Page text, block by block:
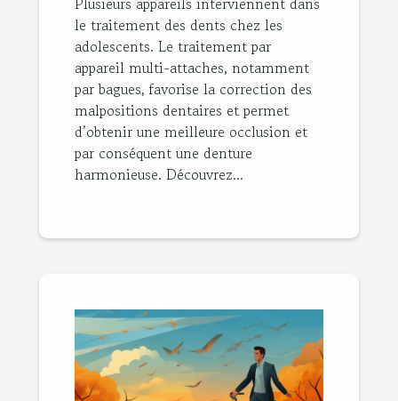
adultes ?
le traitement des dents chez les
adolescents. Le traitement par
appareil multi-attaches, notamment
par bagues, favorise la correction des
malpositions dentaires et permet
d’obtenir une meilleure occlusion et
par conséquent une denture
harmonieuse. Découvrez...